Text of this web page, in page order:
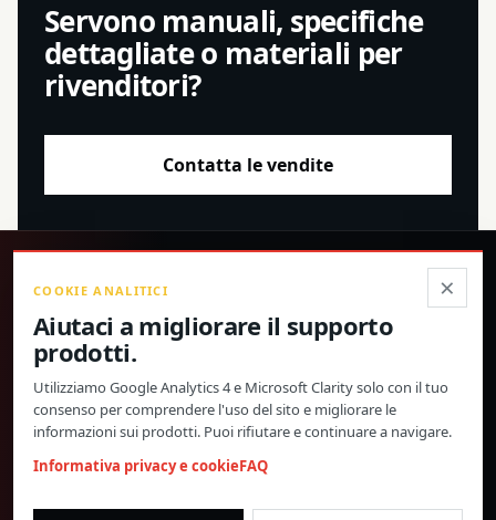
Servono manuali, specifiche
dettagliate o materiali per
rivenditori?
Contatta le vendite
Prodotti di precisione, specifiche confermate e supporto
globale diretto.
© 2026 Toway Technology (Shanghai) Co., Ltd. Tutti i diritti riservati.
Privacy e cookieFAQImpostazioni cookie
RIVENDITORI
×
COOKIE ANALITICI
Aiutaci a migliorare il supporto
prodotti.
Utilizziamo Google Analytics 4 e Microsoft Clarity solo con il tuo
consenso per comprendere l'uso del sito e migliorare le
informazioni sui prodotti. Puoi rifiutare e continuare a navigare.
Informativa privacy e cookieFAQ